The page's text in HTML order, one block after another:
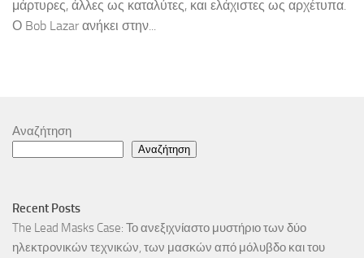
μάρτυρες, άλλες ως καταλύτες, και ελάχιστες ως αρχέτυπα.
Ο Bob Lazar ανήκει στην...
Αναζήτηση
Αναζήτηση
Recent Posts
The Lead Masks Case: Το ανεξιχνίαστο μυστήριο των δύο
ηλεκτρονικών τεχνικών, των μασκών από μόλυβδο και του